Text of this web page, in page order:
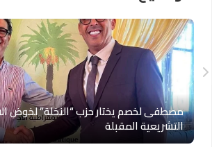
مصطفى لخصم يختار حزب “النخلة” لخوض
التشريعية المقبلة